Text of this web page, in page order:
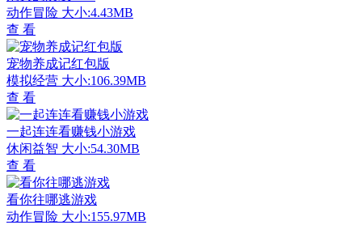
动作冒险 大小:4.43MB
查 看
宠物养成记红包版
模拟经营 大小:106.39MB
查 看
一起连连看赚钱小游戏
休闲益智 大小:54.30MB
查 看
看你往哪逃游戏
动作冒险 大小:155.97MB